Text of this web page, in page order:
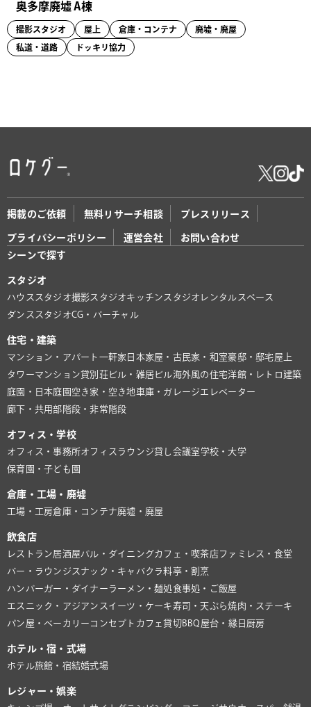
奥多摩廃墟 A棟
撮影スタジオ 屋上 倉庫・コンテナ 廃墟・廃屋
私道・道路 ドッキリ協力
掲載のご依頼 無料リサーチ相談 プレスリリース
プライバシーポリシー 運営会社
お問い合わせ
シーンで探す
スタジオ
ハウススタジオ撮影スタジオキッチンスタジオ レンタルスペース
ダンススタジオCG・バーチャル
住宅・建築
マンション・アパート 一軒家 日本家屋・古民家・和室豪邸・邸宅屋上
タワーマンション貸別荘ビル・雑居ビル海外風の住宅洋館・レトロ建築
庭園・日本庭園 空き家・空き地 車庫・ガレージ エレベーター
廊下・共用部 階段・非常階段
オフィス・学校
オフィス・事務所オフィスラウンジ貸し会議室学校・大学
保育園・子ども園
倉庫・工場・廃墟
工場・工房倉庫・コンテナ廃墟・廃屋
飲食店
レストラン居酒屋バル・ダイニングカフェ・喫茶店ファミレス・食堂
バー・ラウンジ スナック・キャバクラ料亭・割烹
ハンバーガー・ダイナーラーメン・麺処食事処・ご飯屋
エスニック・アジアン スイーツ・ケーキ寿司・天ぷら焼肉・ステーキ
パン屋・ベーカリー コンセプトカフェ貸切BBQ 屋台・縁日 厨房
ホテル・宿・式場
ホテル旅館・宿結婚式場
レジャー・娯楽